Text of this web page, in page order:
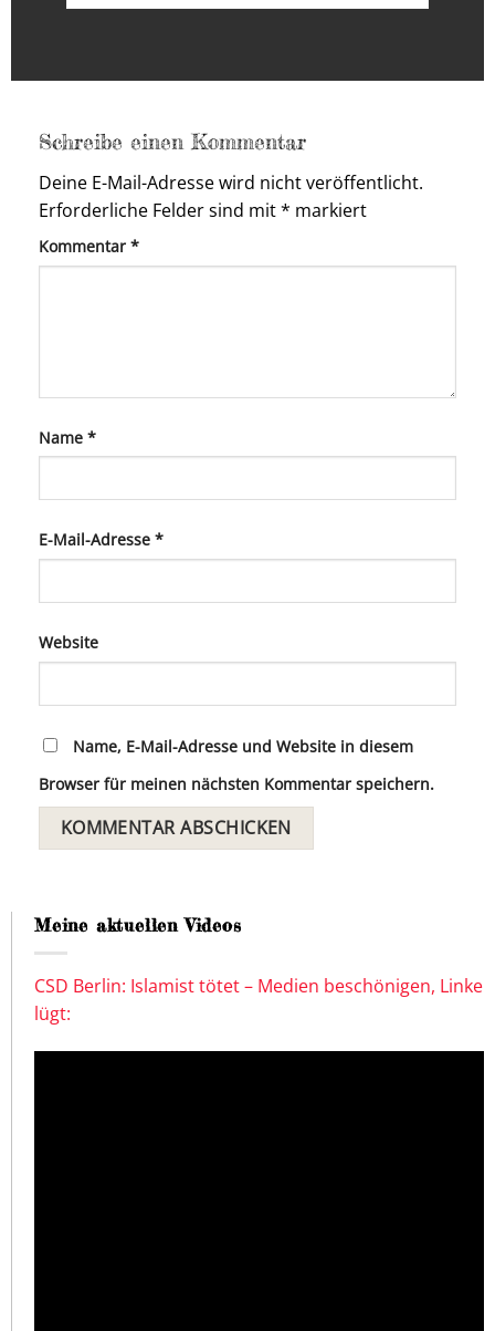
Schreibe einen Kommentar
Deine E-Mail-Adresse wird nicht veröffentlicht.
Erforderliche Felder sind mit* markiert
Kommentar *
Name *
E-Mail-Adresse *
Website
Name, E-Mail-Adresse und Website in diesem
Browser für meinen nächsten Kommentar speichern.
Meine aktuellen Videos
CSD Berlin: Islamist tötet – Medien beschönigen, Linke
lügt: